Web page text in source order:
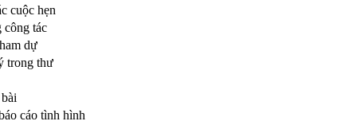
cuộc hẹn
công tác
dự
trong thư
cáo tình hình